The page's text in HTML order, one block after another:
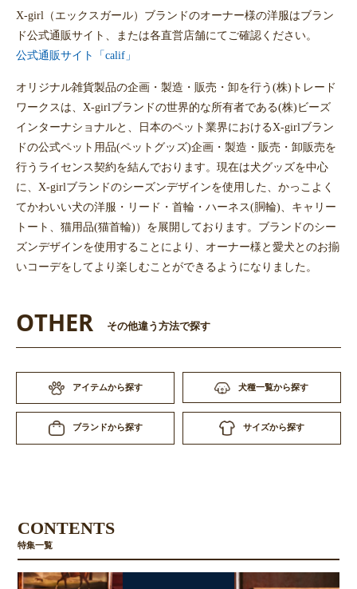
X-girl（エックスガール）ブランドのオーナー様の洋服はブラン
ド公式通販サイト、または各直営店舗にてご確認ください。
公式通販サイト「calif」
オリジナル雑貨製品の企画・製造・販売・卸を行う(株)トレード
ワークスは、X-girlブランドの世界的な所有者である(株)ビーズ
インターナショナルと、日本のペット業界におけるX-girlブラン
ドの公式ペット用品(ペットグッズ)企画・製造・販売・卸販売を
行うライセンス契約を結んでおります。現在は犬グッズを中心
に、X-girlブランドのシーズンデザインを使用した、かっこよく
てかわいい犬の洋服・リード・首輪・ハーネス(胴輪)、キャリー
トート、猫用品(猫首輪)）を展開しております。ブランドのシー
ズンデザインを使用することにより、オーナー様と愛犬とのお揃
いコーデをしてより楽しむことができるようになりました。
OTHER その他違う方法で探す
アイテムから探す 犬種一覧から探す
ブランドから探す サイズから探す
CONTENTS
特集一覧